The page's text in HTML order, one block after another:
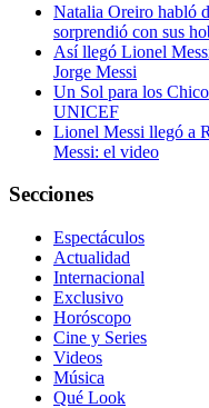
Natalia Oreiro habló
sorprendió con sus
Así llegó Lionel
Jorge Messi
Un Sol para los
UNICEF
Lionel Messi llegó a
Messi: el video
Secciones
Espectáculos
Actualidad
Internacional
Exclusivo
Horóscopo
Cine y Series
Videos
Música
Qué Look